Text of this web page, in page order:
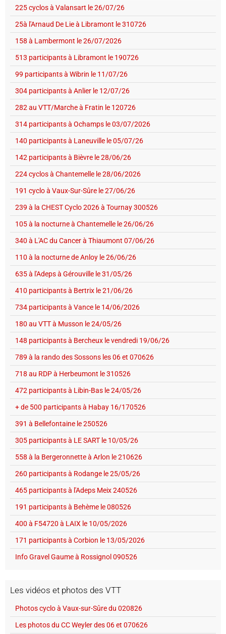
225 cyclos à Valansart le 26/07/26
25à l'Arnaud De Lie à Libramont le 310726
158 à Lambermont le 26/07/2026
513 participants à Libramont le 190726
99 participants à Wibrin le 11/07/26
304 participants à Anlier le 12/07/26
282 au VTT/Marche à Fratin le 120726
314 participants à Ochamps le 03/07/2026
140 participants à Laneuville le 05/07/26
142 participants à Bièvre le 28/06/26
224 cyclos à Chantemelle le 28/06/2026
191 cyclo à Vaux-Sur-Sûre le 27/06/26
239 à la CHEST Cyclo 2026 à Tournay 300526
105 à la nocturne à Chantemelle le 26/06/26
340 à L'AC du Cancer à Thiaumont 07/06/26
110 à la nocturne de Anloy le 26/06/26
635 à l'Adeps à Gérouville le 31/05/26
410 participants à Bertrix le 21/06/26
734 participants à Vance le 14/06/2026
180 au VTT à Musson le 24/05/26
148 participants à Bercheux le vendredi 19/06/26
789 à la rando des Sossons les 06 et 070626
718 au RDP à Herbeumont le 310526
472 participants à Libin-Bas le 24/05/26
+ de 500 participants à Habay 16/170526
391 à Bellefontaine le 250526
305 participants à LE SART le 10/05/26
558 à la Bergeronnette à Arlon le 210626
260 participants à Rodange le 25/05/26
465 participants à l'Adeps Meix 240526
191 participants à Behème le 080526
400 à F54720 à LAIX le 10/05/2026
171 participants à Corbion le 13/05/2026
Info Gravel Gaume à Rossignol 090526
Les vidéos et photos des VTT
Photos cyclo à Vaux-sur-Sûre du 020826
Les photos du CC Weyler des 06 et 070626